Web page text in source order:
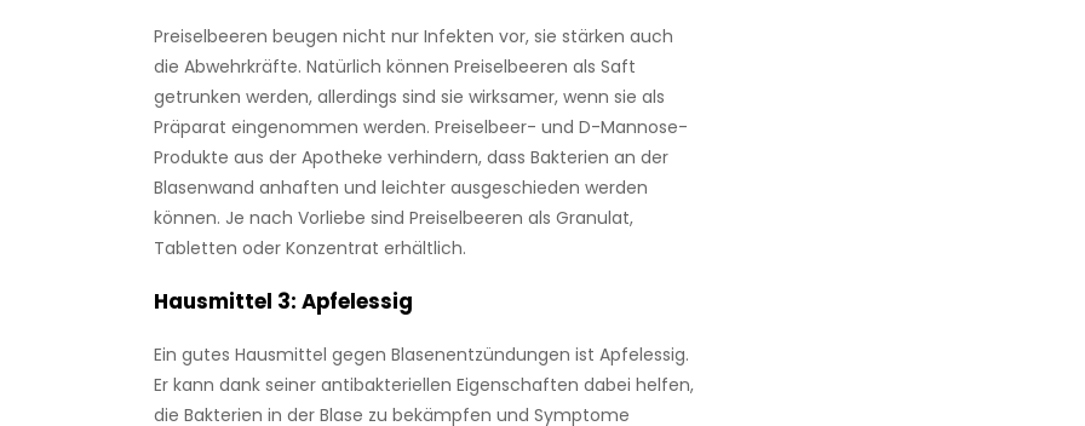
Preiselbeeren beugen nicht nur Infekten vor, sie stärken auch
die Abwehrkräfte. Natürlich können Preiselbeeren als Saft
getrunken werden, allerdings sind sie wirksamer, wenn sie als
Präparat eingenommen werden. Preiselbeer- und D-Mannose-
Produkte aus der Apotheke verhindern, dass Bakterien an der
Blasenwand anhaften und leichter ausgeschieden werden
können. Je nach Vorliebe sind Preiselbeeren als Granulat,
Tabletten oder Konzentrat erhältlich.
Hausmittel 3: Apfelessig
Ein gutes Hausmittel gegen Blasenentzündungen ist Apfelessig.
Er kann dank seiner antibakteriellen Eigenschaften dabei helfen,
die Bakterien in der Blase zu bekämpfen und Symptome